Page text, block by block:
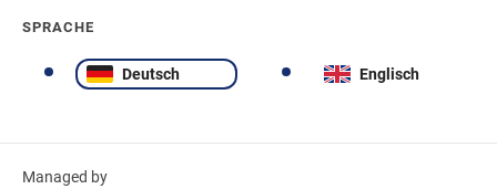
SPRACHE
Deutsch Englisch
Managed by